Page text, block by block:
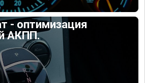
- оптимизация
АКПП.